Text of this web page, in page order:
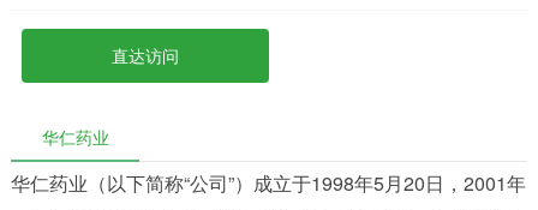
直达访问
华仁药业
华仁药业（以下简称“公司”）成立于1998年5月20日，2001年